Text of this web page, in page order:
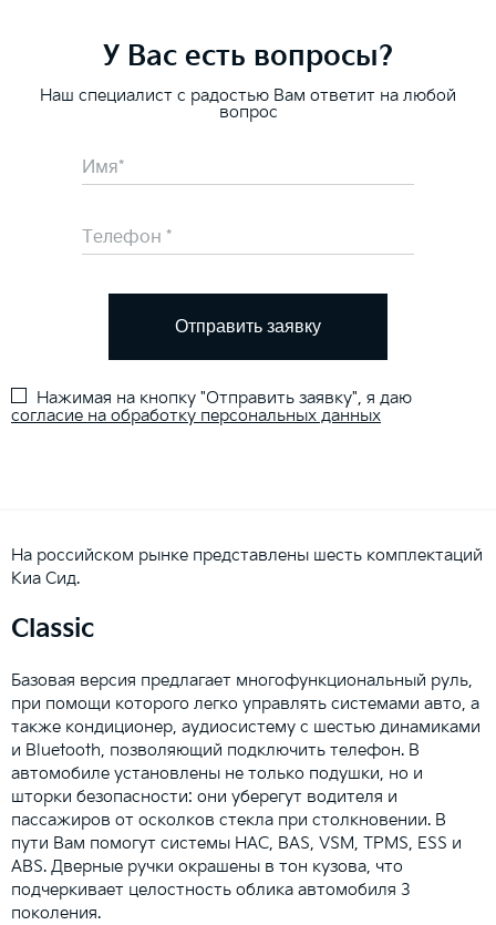
У Вас есть вопросы?
Наш специалист с радостью Вам ответит на любой
вопрос
Отправить заявку
Нажимая на кнопку "Отправить заявку", я даю
согласие на обработку персональных данных
На российском рынке представлены шесть комплектаций
Киа Сид.
Classic
Базовая версия предлагает многофункциональный руль,
при помощи которого легко управлять системами авто, а
также кондиционер, аудиосистему с шестью динамиками
и Bluetooth, позволяющий подключить телефон. В
автомобиле установлены не только подушки, но и
шторки безопасности: они уберегут водителя и
пассажиров от осколков стекла при столкновении. В
пути Вам помогут системы HAC, BAS, VSM, TPMS, ESS и
ABS. Дверные ручки окрашены в тон кузова, что
подчеркивает целостность облика автомобиля 3
поколения.